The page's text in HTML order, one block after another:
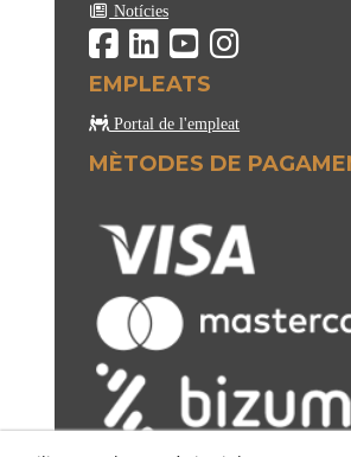
Notícies
EMPLEATS
Portal de l'empleat
MÈTODES DE